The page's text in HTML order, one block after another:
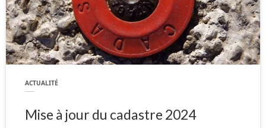
ACTUALITÉ
Mise à jour du cadastre 2024